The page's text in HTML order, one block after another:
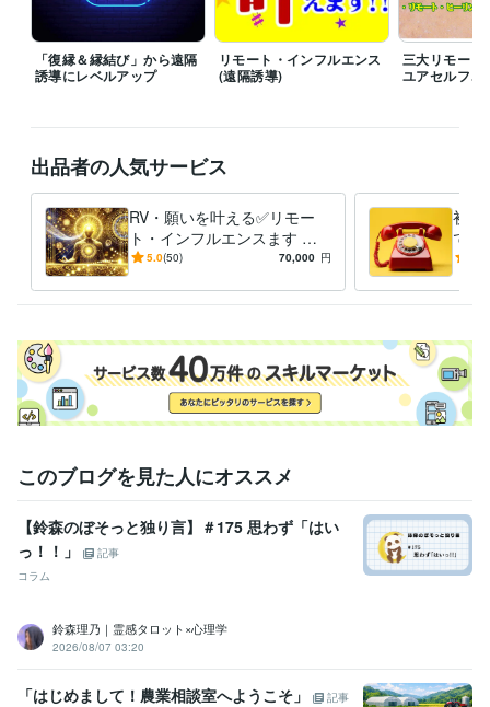
Excel:40年Word:40年 PowerPoint:35年 Adobe Illustrator:30年
得意分野
占い Remote Viewer・占鑑定師
占い 遠隔透視・遠隔誘導・占い鑑定・運氣・
リモート・インフルエ
復縁 ふくえん
「復縁＆縁結び」から遠隔
誘導にレベルアップ
リモート・インフルエンス
(遠隔誘導)
三大リモート
ユアセルフ、
出品者の人気サービス
RV・願いを叶える✅リモー
ト・インフルエンスます ❤️
恋愛、復縁、仕事、金運、縁
り
5.0(50) 70,000 円
初め
でも
て、
このブログを見た人にオススメ
【鈴森のぼそっと独り言】＃175 思わず「はい
っ！！」
記事
コラム
鈴森理乃｜霊感タロット×心理学
2026/08/07 03:20
「はじめまして！農業相談室へようこそ」
記事